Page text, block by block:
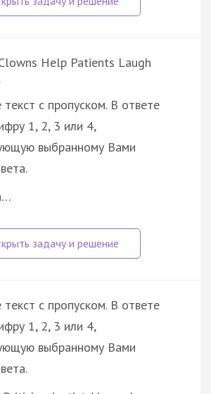
Help Patients Laugh
с пропуском. В ответе
1, 2, 3 или 4,
выбранному Вами
с пропуском. В ответе
1, 2, 3 или 4,
выбранному Вами